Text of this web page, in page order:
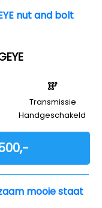
Transmissie
Handgeschakeld